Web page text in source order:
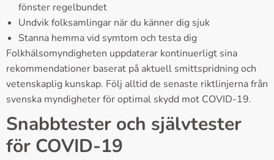
fönster regelbundet
Undvik folksamlingar när du känner dig sjuk
Stanna hemma vid symtom och testa dig
Folkhälsomyndigheten uppdaterar kontinuerligt sina
rekommendationer baserat på aktuell smittspridning och
vetenskaplig kunskap. Följ alltid de senaste riktlinjerna från
svenska myndigheter för optimal skydd mot COVID-19.
Snabbtester och självtester
för COVID-19